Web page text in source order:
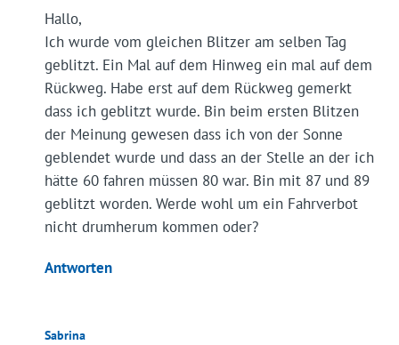
Hallo,
Ich wurde vom gleichen Blitzer am selben Tag
geblitzt. Ein Mal auf dem Hinweg ein mal auf dem
Rückweg. Habe erst auf dem Rückweg gemerkt
dass ich geblitzt wurde. Bin beim ersten Blitzen
der Meinung gewesen dass ich von der Sonne
geblendet wurde und dass an der Stelle an der ich
hätte 60 fahren müssen 80 war. Bin mit 87 und 89
geblitzt worden. Werde wohl um ein Fahrverbot
nicht drumherum kommen oder?
Antworten
Sabrina